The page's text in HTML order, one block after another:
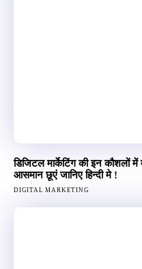
डिजिटल मार्केटिंग की इन कौशलों
आसमान छूएं जानिए हिन्दी मे !
DIGITAL MARKETING